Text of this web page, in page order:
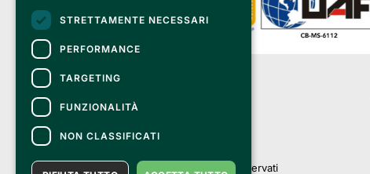
Bemils Srl
Via Fosse Ardeatine, 4 -20092 Cinisello
PI 05589050961
© 2010-2025 Bemils Srl - Tutti i diritti riservati
STRETTAMENTE NECESSARI
PERFORMANCE
TARGETING
FUNZIONALITÀ
NON CLASSIFICATI